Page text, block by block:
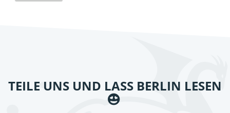
TEILE UNS UND LASS BERLIN LESEN